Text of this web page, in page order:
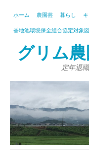
ホーム 農園芸 暮らし
香地池環境保全組合協定対象図
グリム
定年退